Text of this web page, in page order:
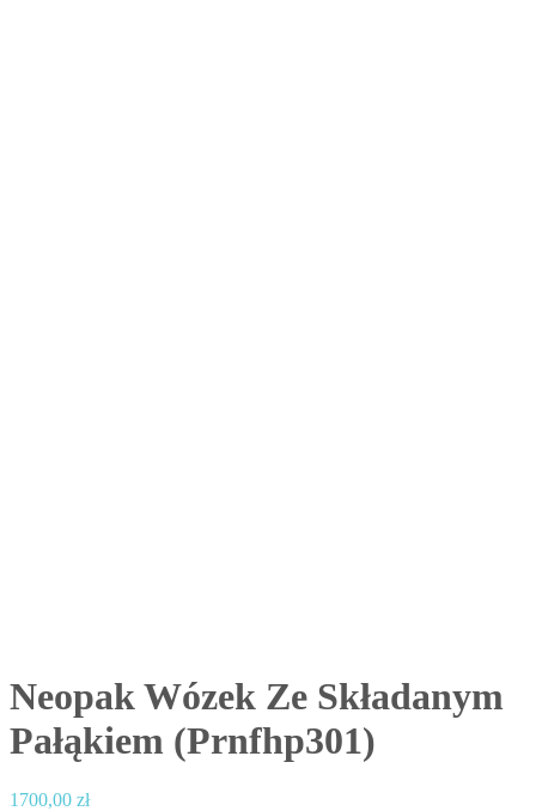
Neopak Wózek Ze Składanym
Pałąkiem (Prnfhp301)
1700,00 zł